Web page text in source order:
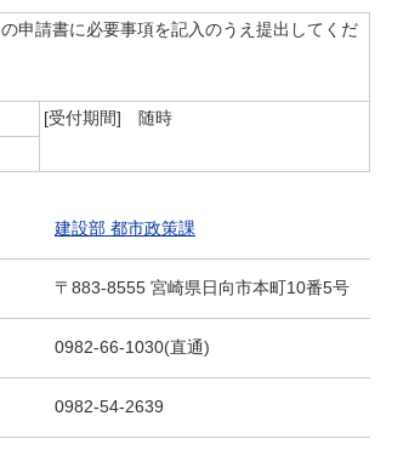
申請書に必要事項を記入のうえ提出してくだ
[受付期間] 随時
建設部 都市政策課
〒883-8555 宮崎県日向市本町10番5号
0982-66-1030(直通)
0982-54-2639